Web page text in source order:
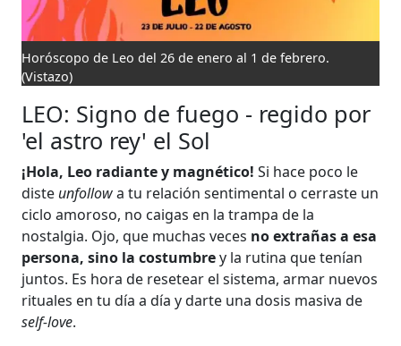
Horóscopo de Leo del 26 de enero al 1 de febrero.
(Vistazo)
LEO: Signo de fuego - regido por
'el astro rey' el Sol
¡Hola, Leo radiante y magnético! Si hace poco le
diste unfollowa tu relación sentimental o cerraste un
ciclo amoroso, no caigas en la trampa de la
nostalgia. Ojo, que muchas veces no extrañas a esa
persona, sino la costumbrey la rutina que tenían
juntos. Es hora de resetear el sistema, armar nuevos
rituales en tu día a día y darte una dosis masiva de
self-love.